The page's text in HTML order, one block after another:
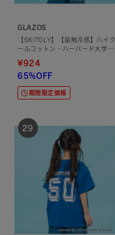
GLAZOS
【SKIT0LY】【接触冷感】ハイク
ールコットン・ハーバード大学半
¥924
65%OFF
期間限定価格